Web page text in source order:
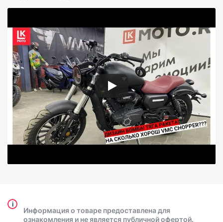
i
Информация о товаре предоставлена для
ознакомления и не является публичной офертой.